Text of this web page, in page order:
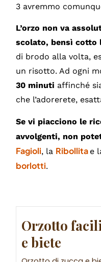
3 avremmo
L’orzo non va
scolato, bensì cotto
di brodo alla volta,
un risotto. Ad ogni
30 minuti affinché
che l’adorerete,
Se vi piacciono le
avvolgenti, non
Fagioli, la Ribollita e
borlotti.
Orzotto
e biete